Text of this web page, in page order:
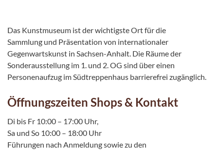
Das Kunstmuseum ist der wichtigste Ort für die
Sammlung und Präsentation von internationaler
Gegenwartskunst in Sachsen-Anhalt. Die Räume der
Sonderausstellung im 1. und 2. OG sind über einen
Personenaufzug im Südtreppenhaus barrierefrei zugänglich.
Öffnungszeiten Shops & Kontakt
Di bis Fr 10:00 – 17:00 Uhr,
Sa und So 10:00 – 18:00 Uhr
Führungen nach Anmeldung sowie zu den